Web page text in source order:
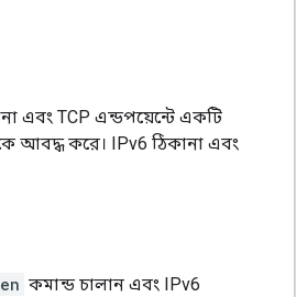
এবং TCP এন্ডপয়েন্টে একটি
আবদ্ধ করে। IPv6 ঠিকানা এবং
কমান্ড চালান এবং IPv6